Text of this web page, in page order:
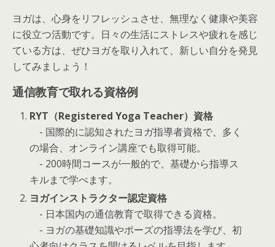
ヨガは、心身をリフレッシュさせ、無理なく健康や美容
に役立つ活動です。日々の生活にストレスや疲れを感じ
ている方は、ぜひヨガを取り入れて、新しい自分を発見
してみましょう！
通信教育で取れる資格例
RYT（Registered Yoga Teacher）資格
- 国際的に認知されたヨガ指導者資格で、多く
の場合、オンライン講座でも取得可能。
- 200時間コースが一般的で、基礎から指導ス
キルまで学べます。
ヨガインストラクター認定資格
- 日本国内の通信教育で取得できる資格。
- ヨガの基礎知識やポーズの指導法を学び、初